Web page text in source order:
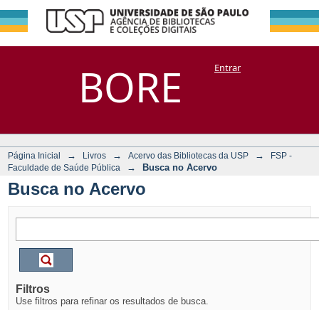
BORE
Busca no Acervo
DSpace/Manakin + CoriscoEntrar
Página Inicial → Livros → Acervo das Bibliotecas da USP →
FSP -
Faculdade de Saúde Pública
→ Busca no Acervo
Busca no Acervo
Filtros
Use filtros para refinar os resultados de busca.